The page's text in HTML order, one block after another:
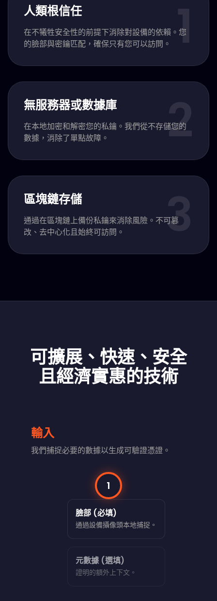
1
人類根信任
在不犧牲安全性的前提下消除對設備的依賴。您
的臉部與密鑰匹配，確保只有您可以訪問。
2
無服務器或數據庫
在本地加密和解密您的私鑰。我們從不存儲您的
數據，消除了單點故障。
3
區塊鏈存儲
通過在區塊鏈上備份私鑰來消除風險。不可篡
改、去中心化且始終可訪問。
可擴展、快速、安全
且經濟實惠的技術
輸入
我們捕捉必要的數據以生成可驗證憑證。
1
臉部 (必填)
通過設備攝像頭本地捕捉。
元數據 (選填)
證明的額外上下文。